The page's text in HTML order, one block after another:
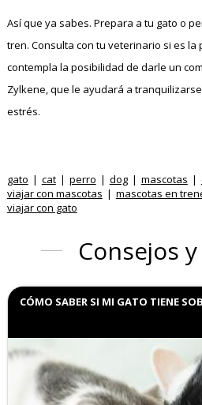
Así que ya sabes. Prepara a tu gato o
tren. Consulta con tu veterinario si es la
contempla la posibilidad de darle un
Zylkene, que le ayudará a
estrés.
gato cat perro dog mascotas
viajar con mascotas
mascotas en
viajar con gato
Consejos
CÓMO SABER SI MI GATO TIENE